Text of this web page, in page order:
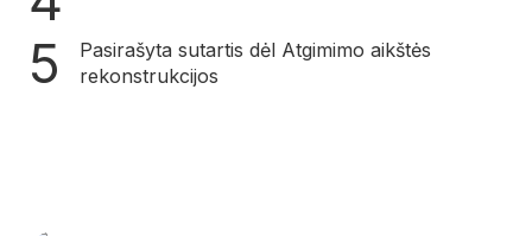
Pasirašyta sutartis dėl Atgimimo aikštės
rekonstrukcijos